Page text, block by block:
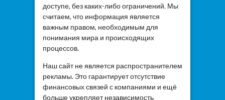
доступе, без каких-либо ограничений. Мы
считаем, что информация является
важным правом, необходимым для
понимания мира и происходящих
процессов.
Наш сайт не является распространителем
рекламы. Это гарантирует отсутствие
финансовых связей с компаниями и ещё
больше укрепляет независимость